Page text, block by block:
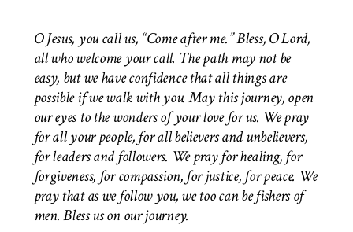
O Jesus, you call us, “Come after me.” Bless, O Lord,
all who welcome your call. The path may not be
easy, but we have confidence that all things are
possible if we walk with you. May this journey, open
our eyes to the wonders of your love for us. We pray
for all your people, for all believers and unbelievers,
for leaders and followers. We pray for healing, for
forgiveness, for compassion, for justice, for peace. We
pray that as we follow you, we too can be fishers of
men.Bless us on our journey.